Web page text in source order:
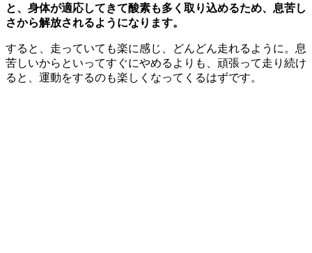
と、身体が適応してきて酸素も多く取り込めるため、息苦し
さから解放されるようになります。
すると、走っていても楽に感じ、どんどん走れるように。息
苦しいからといってすぐにやめるよりも、頑張って走り続け
ると、運動をするのも楽しくなってくるはずです。